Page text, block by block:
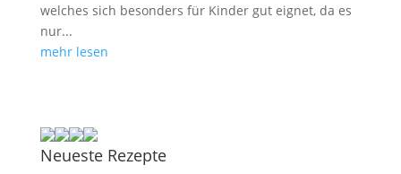
welches sich besonders für Kinder gut eignet, da es
nur...
mehr lesen
Neueste Rezepte